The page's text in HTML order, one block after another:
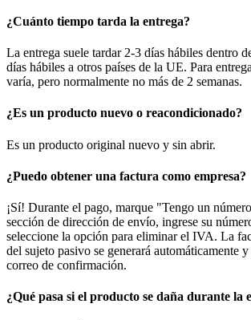
¿Cuánto tiempo tarda la entrega?
La entrega suele tardar 2-3 días hábiles dentro
días hábiles a otros países de la UE. Para
varía, pero normalmente no más de 2 semanas.
¿Es un producto nuevo o reacondicionado?
Es un producto original nuevo y sin abrir.
¿Puedo obtener una factura como empresa?
¡Sí! Durante el pago, marque "Tengo un
sección de dirección de envío, ingrese su
seleccione la opción para eliminar el IVA. La
del sujeto pasivo se generará automáticamente y
correo de confirmación.
¿Qué pasa si el producto se daña durante la